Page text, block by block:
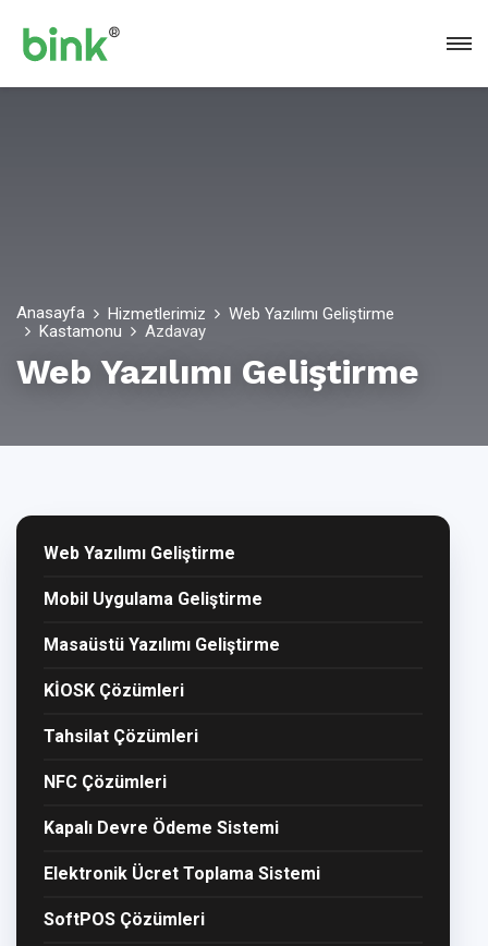
Anasayfa Hizmetlerimiz
Web Yazılımı Geliştirme
Kastamonu
Azdavay
Web Yazılımı Geliştirme
Web Yazılımı Geliştirme
Mobil Uygulama Geliştirme
Masaüstü Yazılımı Geliştirme
KİOSK Çözümleri
Tahsilat Çözümleri
NFC Çözümleri
Kapalı Devre Ödeme Sistemi
Elektronik Ücret Toplama Sistemi
SoftPOS Çözümleri